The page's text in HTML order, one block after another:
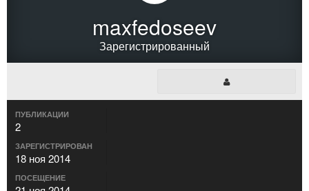
maxfedoseev
Зарегистрированный
ПУБЛИКАЦИИ
2
ЗАРЕГИСТРИРОВАН
18 ноя 2014
ПОСЕЩЕНИЕ